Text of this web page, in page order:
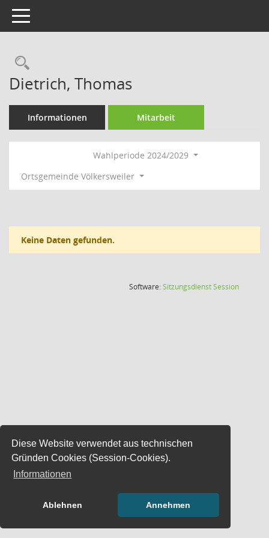
Diese Website verwendet aus technischen
Gründen Cookies (Session-Cookies).
Informationen
Ablehnen Annehmen
Toggle navigation
Rechercheauswahl
Dietrich, Thomas
Informationen Mitarbeit
Wahlperiode 2024/2029
Ortsgemeinde Völkersweiler
Keine Daten gefunden.
Software:SitzungsdienstSession(Wird in